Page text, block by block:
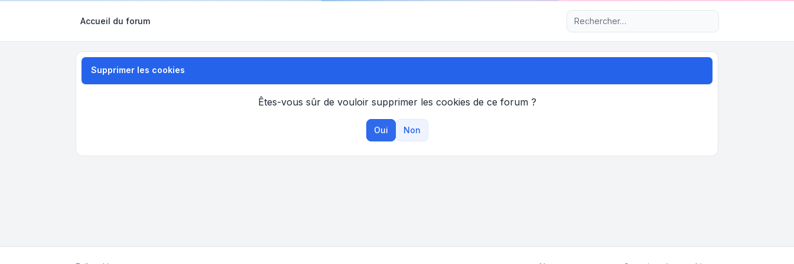
Accueil du forum Recherche avancée
Supprimer les cookies
Êtes-vous sûr de vouloir supprimer les cookies de ce forum ?
Oui Non